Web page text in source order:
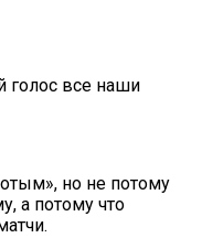
голос все наши
но не потому
а потому что